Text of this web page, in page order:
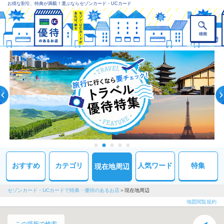
お得な割引、特典が満載！選ぶならセゾンカード・UCカード
おすすめ カテゴリ 現在地周辺 人気ワード 特集
セゾンカード・UCカードで特典・優待のあるお店 現在地周辺
地図閲覧規約